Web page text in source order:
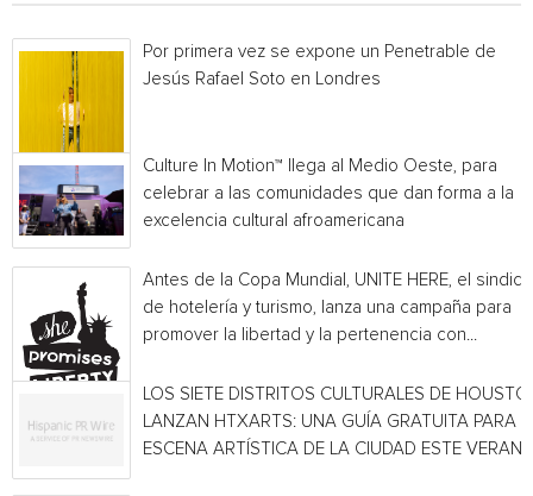
Por primera vez se expone un Penetrable de
Jesús Rafael Soto en Londres
Culture In Motion™ llega al Medio Oeste, para
celebrar a las comunidades que dan forma a la
excelencia cultural afroamericana
Antes de la Copa Mundial, UNITE HERE, el
de hotelería y turismo, lanza una campaña para
promover la libertad y la pertenencia con...
LOS SIETE DISTRITOS CULTURALES DE
LANZAN HTXARTS: UNA GUÍA GRATUITA PARA
ESCENA ARTÍSTICA DE LA CIUDAD ESTE